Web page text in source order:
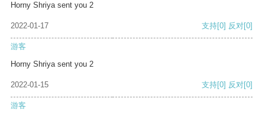
Horny Shriya sent you 2
2022-01-17 支持[0] 反对[0]
游客
Horny Shriya sent you 2
2022-01-15 支持[0] 反对[0]
游客